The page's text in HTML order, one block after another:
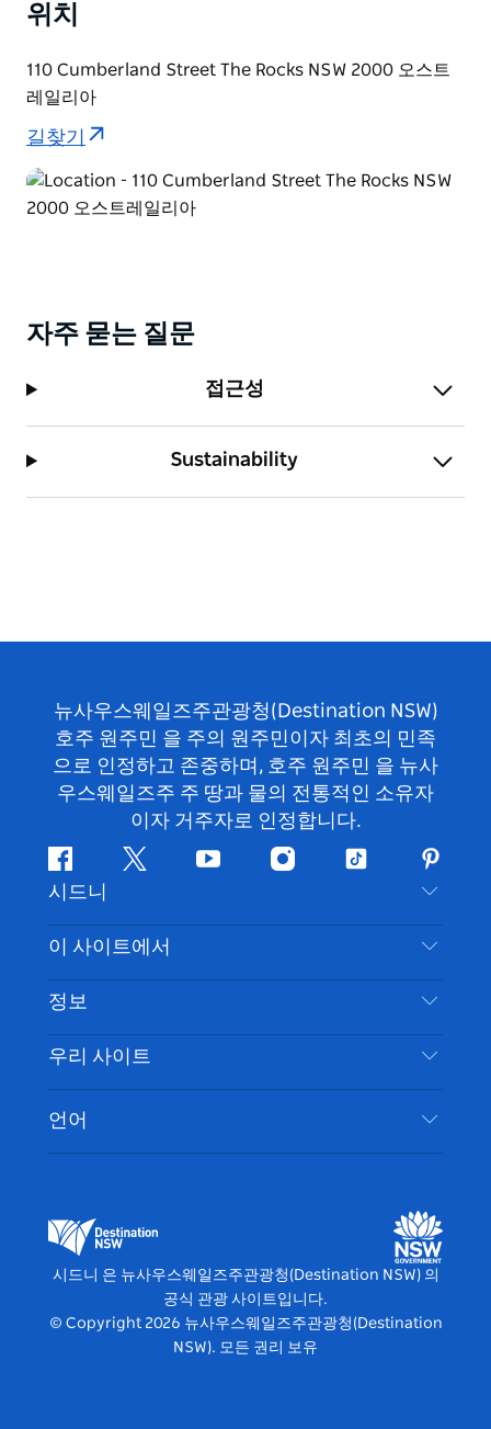
위치
110 Cumberland Street The Rocks NSW 2000 오스트
레일리아
길찾기
자주 묻는 질문
접근성
Sustainability
뉴사우스웨일즈주관광청(Destination NSW)
호주 원주민 을 주의 원주민이자 최초의 민족
으로 인정하고 존중하며, 호주 원주민 을 뉴사
우스웨일즈주 주 땅과 물의 전통적인 소유자
이자 거주자로 인정합니다.
페
이
스
북
지
귀
다
유
브
인
타
램
틱
핀
터
레
스
트
시드니
문의하기
부인 성명
쿠키 고지
이 사이트에서
목적지
할 일
이벤트
숙소
정보
여행 정보
시드니 접근성
귀하의 사업을 등록하세요
우리 사이트
뉴사우스웨일즈주관광청(Destination NSW) 미디
어 센터
비비드 시드니(Vivid Sydney)
언어
시드니 은 뉴사우스웨일즈주관광청(Destination NSW) 의
공식 관광 사이트입니다.
© Copyright 2026 뉴사우스웨일즈주관광청(Destination
NSW). 모든 권리 보유